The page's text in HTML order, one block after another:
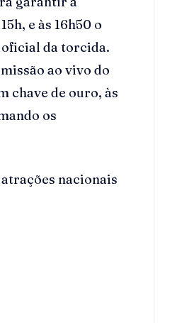
e às 16h50 o
da torcida.
ao vivo do
chave de ouro, às
os
nacionais